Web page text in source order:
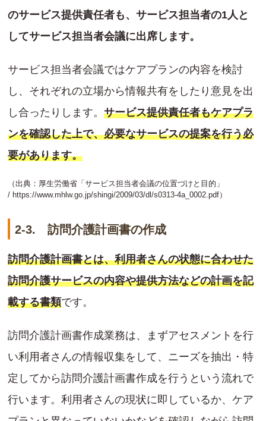
のサービス提供責任者も、サービス担当者の1人と
してサービス担当者会議に出席します。
サービス担当者会議ではケアプランの内容を検討
し、それぞれの立場から情報共有をしたり意見を出
し合ったりします。 サービス提供責任者もケアプラ
ンを確認した上で、必要なサービスの提案を行う必
要があります。
（出典：厚生労働省「サービス担当者会議の位置づけと目的」
/ https://www.mhlw.go.jp/shingi/2009/03/dl/s0313-4a_0002.pdf）
2-3. 訪問介護計画書の作成
訪問介護計画書とは、利用者さんの状態に合わせた
訪問介護サービスの内容や提供方法などの計画を記
載する書類です。
訪問介護計画書作成業務は、まずアセスメントを行
い利用者さんの情報収集をして、ニーズを抽出・特
定してから訪問介護計画書作成を行うという流れで
行います。利用者さんの現状に即しているか、ケア